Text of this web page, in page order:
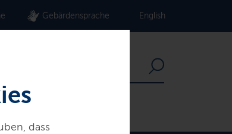
dass
Gebärdensprache English